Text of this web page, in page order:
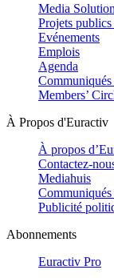
Media
Projets publics
Evénements
Emplois
Agenda
Communiqués
Members’
À Propos d'Euractiv
À propos
Contactez-
Mediahuis
Communiqués
Publicité
Abonnements
Euractiv Pro